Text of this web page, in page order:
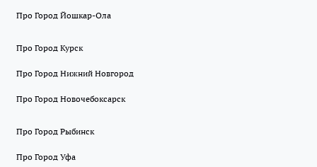
Про Город Йошкар-Ола
Про Город Курск
Про Город Нижний Новгород
Про Город Новочебоксарск
Про Город Рыбинск
Про Город Уфа